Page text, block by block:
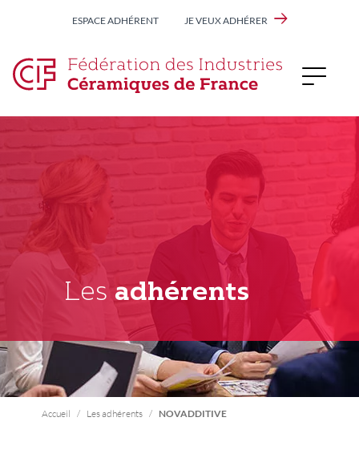
contenu
principal
ESPACE ADHÉRENT JE VEUX ADHÉRER
Lesadhérents
Accueil Les adhérents NOVADDITIVE